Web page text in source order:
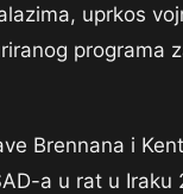
uprkos
programa
Brennana i
a u rat u Iraku